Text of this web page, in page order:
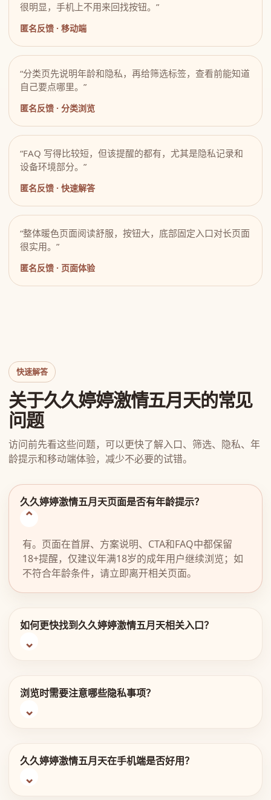
很明显，手机上不用来回找按钮。”
匿名反馈 · 移动端
“分类页先说明年龄和隐私，再给筛选标签，查看前能知道
自己要点哪里。”
匿名反馈 · 分类浏览
“FAQ 写得比较短，但该提醒的都有，尤其是隐私记录和
设备环境部分。”
匿名反馈 · 快速解答
“整体暖色页面阅读舒服，按钮大，底部固定入口对长页面
很实用。”
匿名反馈 · 页面体验
快速解答
关于久久婷婷激情五月天的常见
问题
访问前先看这些问题，可以更快了解入口、筛选、隐私、年
龄提示和移动端体验，减少不必要的试错。
久久婷婷激情五月天页面是否有年龄提示？
有。页面在首屏、方案说明、CTA和FAQ中都保留
18+提醒，仅建议年满18岁的成年用户继续浏览；如
不符合年龄条件，请立即离开相关页面。
如何更快找到久久婷婷激情五月天相关入口？
浏览时需要注意哪些隐私事项？
久久婷婷激情五月天在手机端是否好用？